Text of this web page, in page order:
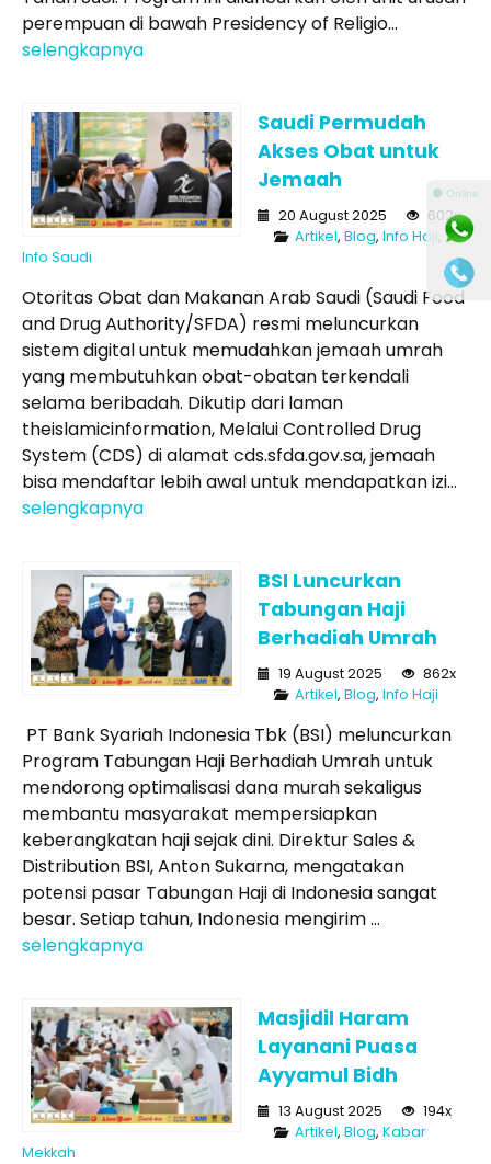
perempuan di bawah Presidency of Religio...
selengkapnya
Saudi Permudah
Akses Obat untuk
Jemaah
20 August 2025
602x
Artikel, Blog, Info Haji,
Info Saudi
Otoritas Obat dan Makanan Arab Saudi (Saudi Food
and Drug Authority/SFDA) resmi meluncurkan
sistem digital untuk memudahkan jemaah umrah
yang membutuhkan obat-obatan terkendali
selama beribadah. Dikutip dari laman
theislamicinformation, Melalui Controlled Drug
System (CDS) di alamat cds.sfda.gov.sa, jemaah
bisa mendaftar lebih awal untuk mendapatkan izi...
selengkapnya
BSI Luncurkan
Tabungan Haji
Berhadiah Umrah
19 August 2025
862x
Artikel, Blog, Info Haji
PT Bank Syariah Indonesia Tbk (BSI) meluncurkan
Program Tabungan Haji Berhadiah Umrah untuk
mendorong optimalisasi dana murah sekaligus
membantu masyarakat mempersiapkan
keberangkatan haji sejak dini. Direktur Sales &
Distribution BSI, Anton Sukarna, mengatakan
potensi pasar Tabungan Haji di Indonesia sangat
besar. Setiap tahun, Indonesia mengirim ...
selengkapnya
Masjidil Haram
Layanani Puasa
Ayyamul Bidh
13 August 2025
194x
Artikel, Blog, Kabar
Mekkah
⚫ Online